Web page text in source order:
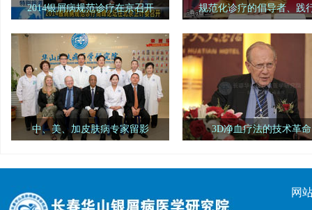
2014银屑病规范诊疗在京召开
规范诊疗及健康教育高峰论坛"在北京卫
计委(原国家卫生部)隆重召开
规范化诊疗的倡导者、践
省长春市"长春华山银屑病医学研
院"荣誉入选。
中、美、加皮肤病专家留影
院、长春华山医院留影
3D净血疗法的技术革命
带来一场新的技术革命
网